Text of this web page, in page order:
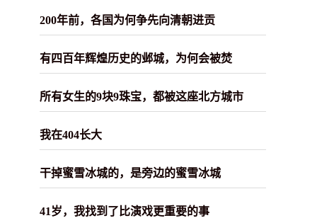
200年前，各国为何争先向清朝进贡
有四百年辉煌历史的邺城，为何会被焚
所有女生的9块9珠宝，都被这座北方城市
我在404长大
干掉蜜雪冰城的，是旁边的蜜雪冰城
41岁，我找到了比演戏更重要的事